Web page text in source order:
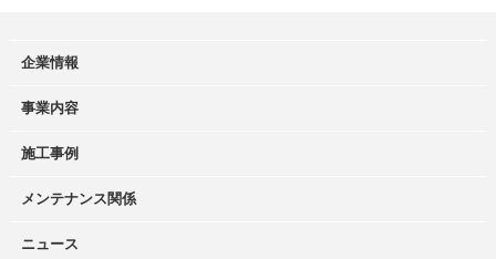
企業情報
事業内容
施工事例
メンテナンス関係
ニュース